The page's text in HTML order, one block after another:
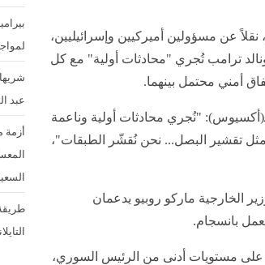
عبد
نقلاً عن مسؤولين أميركيين وإسرائيليين،
ترامب تُجري "محادثات أولية" مع كل
أمني محتمل بينهما.
"نُجري محادثات أولية وناعمة
مثل تقشير البصل... نحن نُقشّر الطبقات"،
الخارجية ماركو روبيو يدعمان
بانسجام.
على مستويات أدنى من الرئيس السوري،